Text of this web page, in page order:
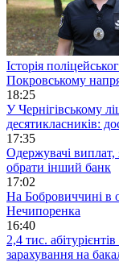
Історія
Покровському
18:25
У Чернігівському
десятикласників:
17:35
Одержувачі виплат,
обрати інший банк
17:02
На Бобровиччині в
Нечипоренка
16:40
2,4 тис.
зарахування на